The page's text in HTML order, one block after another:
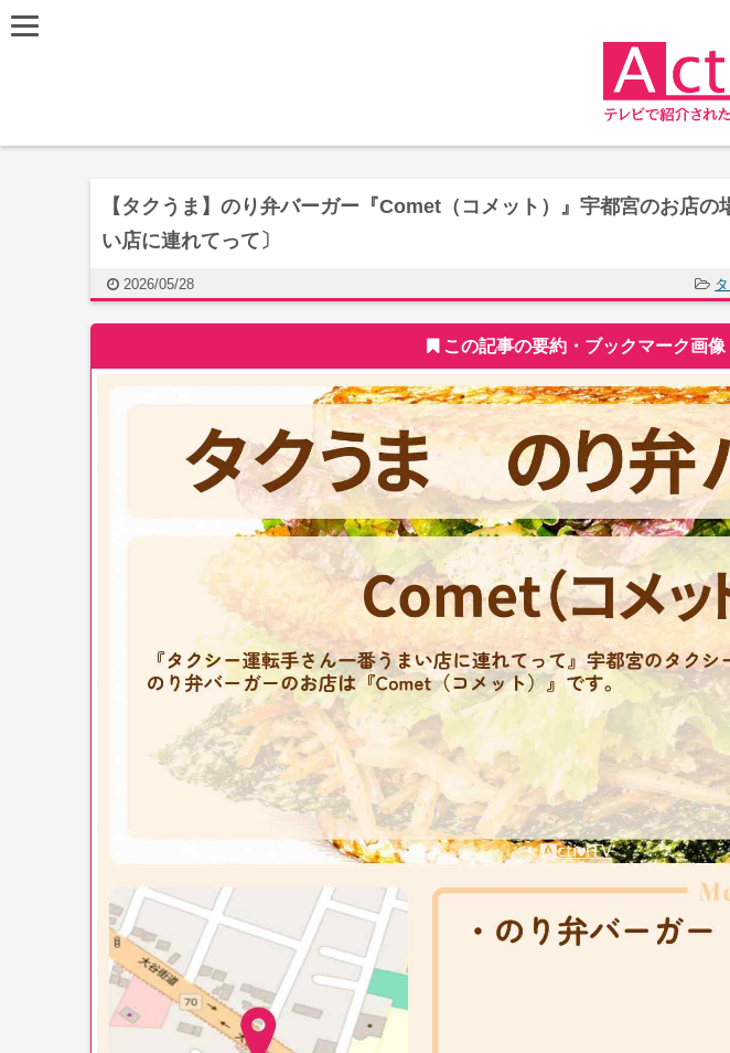
【タクうま】のり弁バーガー『Comet（コメット）』宇都宮のお店
い店に連れてって〕
2026/05/28
この記事の要約・ブックマーク画像